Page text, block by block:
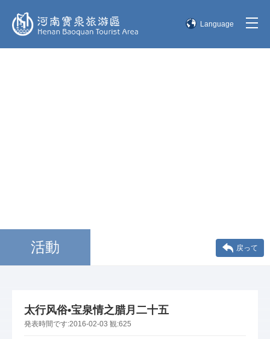
Language
活動 戻って
太行风俗•宝泉情之腊月二十五
発表時間です:2016-02-03 観:625